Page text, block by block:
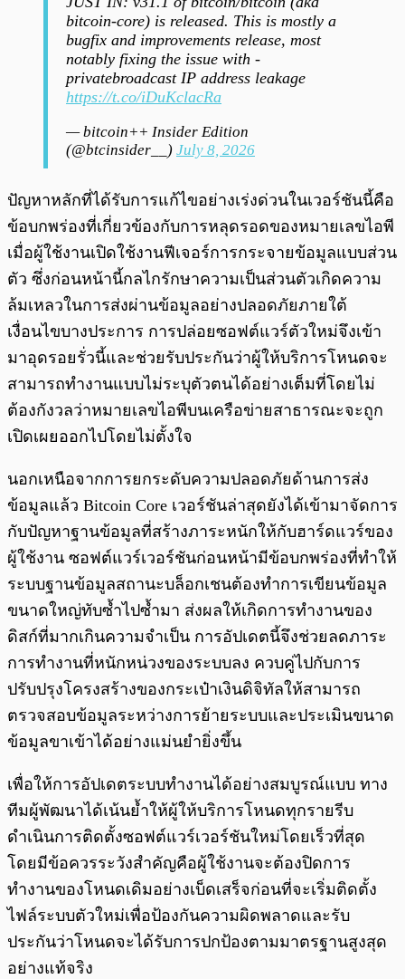
bitcoin-core) is released. This is mostly a
bugfix and improvements release, most
notably fixing the issue with -
privatebroadcast IP address leakage
https://t.co/iDuKclacRa
— bitcoin++ Insider Edition
(@btcinsider__) July 8, 2026
ปัญหาหลักที่ได้รับการแก้ไขอย่างเร่งด่วนในเวอร์ชันนี้คือ
ข้อบกพร่องที่เกี่ยวข้องกับการหลุดรอดของหมายเลขไอพี
เมื่อผู้ใช้งานเปิดใช้งานฟีเจอร์การกระจายข้อมูลแบบส่วน
ตัว ซึ่งก่อนหน้านี้กลไกรักษาความเป็นส่วนตัวเกิดความ
ล้มเหลวในการส่งผ่านข้อมูลอย่างปลอดภัยภายใต้
เงื่อนไขบางประการ การปล่อยซอฟต์แวร์ตัวใหม่จึงเข้า
มาอุดรอยรั่วนี้และช่วยรับประกันว่าผู้ให้บริการโหนดจะ
สามารถทำงานแบบไม่ระบุตัวตนได้อย่างเต็มที่โดยไม่
ต้องกังวลว่าหมายเลขไอพีบนเครือข่ายสาธารณะจะถูก
เปิดเผยออกไปโดยไม่ตั้งใจ
นอกเหนือจากการยกระดับความปลอดภัยด้านการส่ง
ข้อมูลแล้ว Bitcoin Core เวอร์ชันล่าสุดยังได้เข้ามาจัดการ
กับปัญหาฐานข้อมูลที่สร้างภาระหนักให้กับฮาร์ดแวร์ของ
ผู้ใช้งาน ซอฟต์แวร์เวอร์ชันก่อนหน้ามีข้อบกพร่องที่ทำให้
ระบบฐานข้อมูลสถานะบล็อกเชนต้องทำการเขียนข้อมูล
ขนาดใหญ่ทับซ้ำไปซ้ำมา ส่งผลให้เกิดการทำงานของ
ดิสก์ที่มากเกินความจำเป็น การอัปเดตนี้จึงช่วยลดภาระ
การทำงานที่หนักหน่วงของระบบลง ควบคู่ไปกับการ
ปรับปรุงโครงสร้างของกระเป๋าเงินดิจิทัลให้สามารถ
ตรวจสอบข้อมูลระหว่างการย้ายระบบและประเมินขนาด
ข้อมูลขาเข้าได้อย่างแม่นยำยิ่งขึ้น
เพื่อให้การอัปเดตระบบทำงานได้อย่างสมบูรณ์แบบ ทาง
ทีมผู้พัฒนาได้เน้นย้ำให้ผู้ให้บริการโหนดทุกรายรีบ
ดำเนินการติดตั้งซอฟต์แวร์เวอร์ชันใหม่โดยเร็วที่สุด
โดยมีข้อควรระวังสำคัญคือผู้ใช้งานจะต้องปิดการ
ทำงานของโหนดเดิมอย่างเบ็ดเสร็จก่อนที่จะเริ่มติดตั้ง
ไฟล์ระบบตัวใหม่เพื่อป้องกันความผิดพลาดและรับ
ประกันว่าโหนดจะได้รับการปกป้องตามมาตรฐานสูงสุด
อย่างแท้จริง